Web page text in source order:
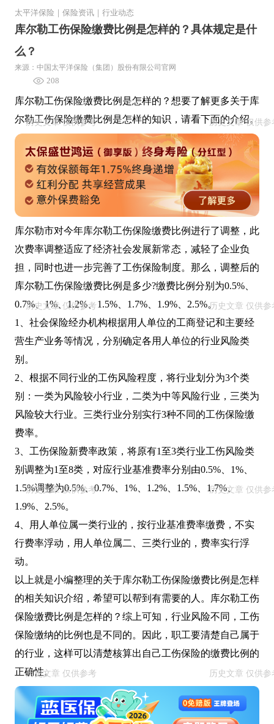
太平洋保险 保险资讯 行业动态
库尔勒工伤保险缴费比例是怎样的？具体规定是什
么？
来源：中国太平洋保险（集团）股份有限公司官网
208
库尔勒工伤保险缴费比例是怎样的？想要了解更多关于库
尔勒工伤保险缴费比例是怎样的知识，请看下面的介绍。
库尔勒市对今年库尔勒工伤保险缴费比例进行了调整，此
次费率调整适应了经济社会发展新常态，减轻了企业负
担，同时也进一步完善了工伤保险制度。那么，调整后的
库尔勒工伤保险缴费比例是多少?缴费比例分别为0.5%、
0.7%、1%、1.2%、1.5%、1.7%、1.9%、2.5%。
1、社会保险经办机构根据用人单位的工商登记和主要经
营生产业务等情况，分别确定各用人单位的行业风险类
别。
2、根据不同行业的工伤风险程度，将行业划分为3个类
别：一类为风险较小行业，二类为中等风险行业，三类为
风险较大行业。三类行业分别实行3种不同的工伤保险缴
费率。
3、工伤保险新费率政策，将原有1至3类行业工伤风险类
别调整为1至8类，对应行业基准费率分别由0.5%、1%、
1.5%调整为0.5%、0.7%、1%、1.2%、1.5%、1.7%、
1.9%、2.5%。
4、用人单位属一类行业的，按行业基准费率缴费，不实
行费率浮动，用人单位属二、三类行业的，费率实行浮
动。
以上就是小编整理的关于库尔勒工伤保险缴费比例是怎样
的相关知识介绍，希望可以帮到有需要的人。库尔勒工伤
保险缴费比例是怎样的？综上可知，行业风险不同，工伤
保险缴纳的比例也是不同的。因此，职工要清楚自己属于
的行业，这样可以清楚核算出自己工伤保险的缴费比例的
正确性。